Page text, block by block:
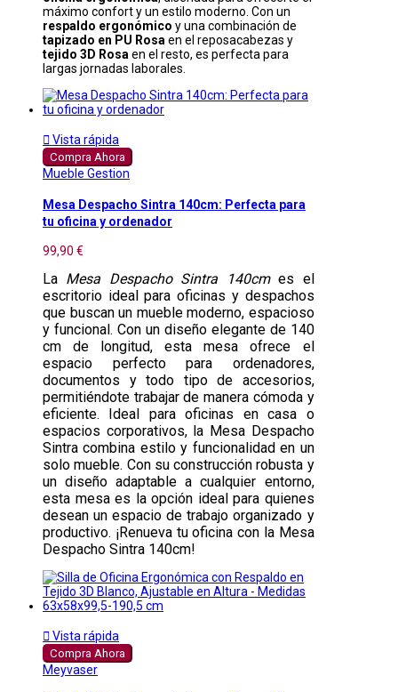
máximo confort y un estilo moderno. Con un
respaldo ergonómico y una combinación de
tapizado en PU Rosa en el reposacabezas y
tejido 3D Rosa en el resto, es perfecta para
largas jornadas laborales.
 Vista rápida
Compra Ahora
Mueble Gestion
Mesa Despacho Sintra 140cm: Perfecta para
tu oficina y ordenador
99,90 €
La Mesa Despacho Sintra 140cmes el
escritorio ideal para oficinas y despachos
que buscan un mueble moderno, espacioso
y funcional. Con un diseño elegante de 140
cm de longitud, esta mesa ofrece el
espacio perfecto para ordenadores,
documentos y todo tipo de accesorios,
permitiéndote trabajar de manera cómoda y
eficiente. Ideal para oficinas en casa o
espacios corporativos, la Mesa Despacho
Sintra combina estilo y funcionalidad en un
solo mueble. Con su construcción robusta y
un diseño adaptable a cualquier entorno,
esta mesa es la opción ideal para quienes
desean un espacio de trabajo organizado y
productivo. ¡Renueva tu oficina con la Mesa
Despacho Sintra 140cm!
 Vista rápida
Compra Ahora
Meyvaser